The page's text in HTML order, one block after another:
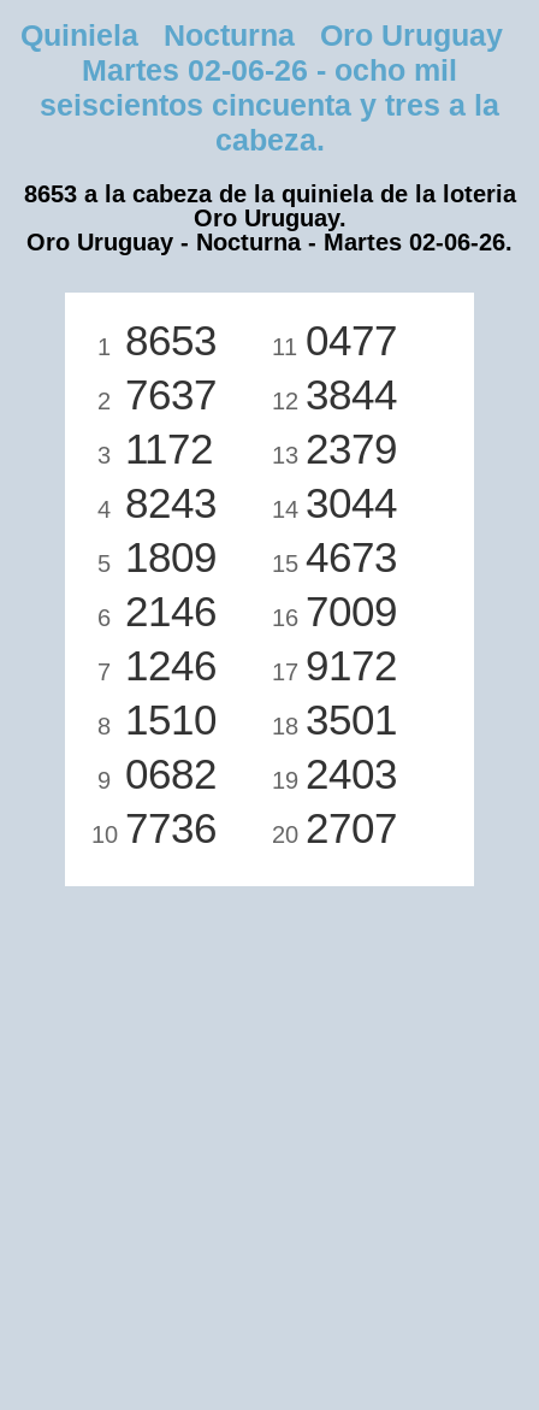
Quiniela Nocturna Oro Uruguay
Martes 02-06-26 - ocho mil
seiscientos cincuenta y tres a la
cabeza.
8653 a la cabeza de la quiniela de la loteria
Oro Uruguay.
Oro Uruguay - Nocturna - Martes 02-06-26.
1 8653
2 7637
3 1172
4 8243
5 1809
6 2146
7 1246
8 1510
9 0682
10 7736
11 0477
12 3844
13 2379
14 3044
15 4673
16 7009
17 9172
18 3501
19 2403
20 2707